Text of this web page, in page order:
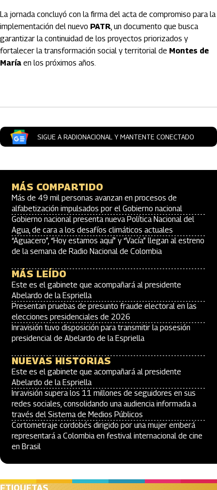
La jornada concluyó con la firma del acta de compromiso para la
implementación del nuevo PATR, un documento que busca
garantizar la continuidad de los proyectos priorizados y
fortalecer la transformación social y territorial de Montes de
María en los próximos años.
SIGUE A RADIONACIONAL Y MANTENTE CONECTADO
MÁS COMPARTIDO
Más de 49 mil personas avanzan en procesos de
alfabetización impulsados por el Gobierno nacional
Gobierno nacional presenta nueva Política Nacional del
Agua, de cara a los desafíos climáticos actuales
“Aguacero”, “Hoy estamos aquí” y “Vacía” llegan al estreno
de la semana de Radio Nacional de Colombia
MÁS LEÍDO
Este es el gabinete que acompañará al presidente
Abelardo de la Espriella
Presentan pruebas de presunto fraude electoral en las
elecciones presidenciales de 2026
Inravisión tuvo disposición para transmitir la posesión
presidencial de Abelardo de la Espriella
NUEVAS HISTORIAS
Este es el gabinete que acompañará al presidente
Abelardo de la Espriella
Inravisión supera los 11 millones de seguidores en sus
redes sociales, consolidando una audiencia informada a
través del Sistema de Medios Públicos
Cortometraje cordobés dirigido por una mujer emberá
representará a Colombia en festival internacional de cine
en Brasil
ETIQUETAS